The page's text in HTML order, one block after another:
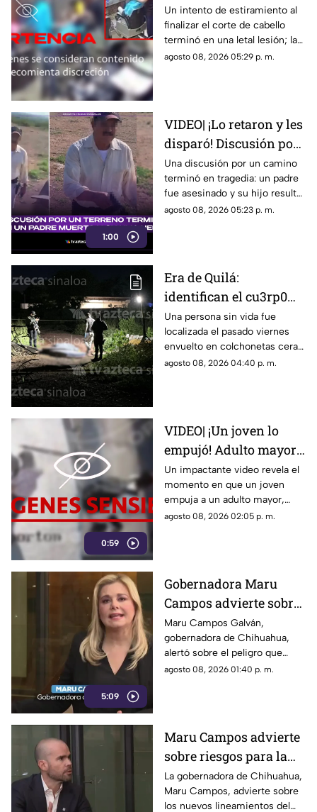
de más y le rompe el
cuello a un cliente en
pleno corte
Un intento de estiramiento al
finalizar el corte de cabello
terminó en una letal lesión; las
estremecedoras imágenes
agosto 08, 2026 05:29 p. m.
1:00
VIDEO| ¡Lo retaron y les
disparó! Discusión por
un terreno termina con
un padre muerto y su
hijo herido
Una discusión por un camino
terminó en tragedia: un padre
fue asesinado y su hijo resultó
herido.
agosto 08, 2026 05:23 p. m.
Era de Quilá:
identifican el cu3rp0
envuelto en
colchonetas hallado en
Los Cerritos, Culiacán
Una persona sin vida fue
localizada el pasado viernes
envuelto en colchonetas cera
del sector de Los Cerritos, en
agosto 08, 2026 04:40 p. m.
0:59
VIDEO| ¡Un joven lo
empujó! Adulto mayor
muere atropellado por
un tráiler
Un impactante video revela el
momento en que un joven
empuja a un adulto mayor,
provocando su muerte al ser
agosto 08, 2026 02:05 p. m.
5:09
Gobernadora Maru
Campos advierte sobre
el uso de lineamientos
para sancionar a
medios y periodistas
Maru Campos Galván,
gobernadora de Chihuahua,
alertó sobre el peligro que
implican los nuevos
agosto 08, 2026 01:40 p. m.
Maru Campos advierte
sobre riesgos para la
libertad de expresión
La gobernadora de Chihuahua,
Maru Campos, advierte sobre
los nuevos lineamientos del